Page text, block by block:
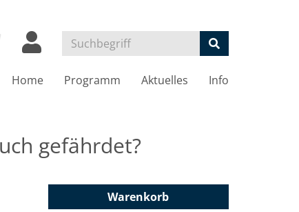
Home Programm Aktuelles Info
gefährdet?
Warenkorb